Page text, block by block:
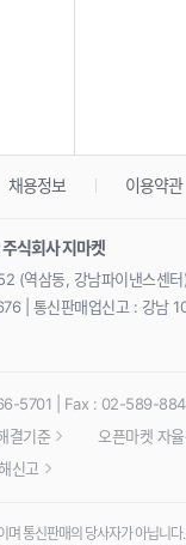
채용정보 이용약관
식회사 지마켓
(역삼동, 강남파이낸스센
| 통신판매업신고 : 강남
5701 | Fax : 02-589-
결기준
오픈마켓 자
신고
통신판매의 당사자가 아닙니